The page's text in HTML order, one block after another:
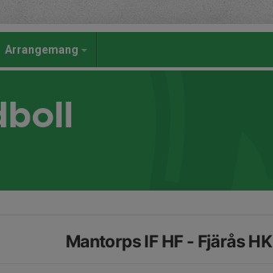
Arrangemang
Mantorps IF HF - Fjärås HK